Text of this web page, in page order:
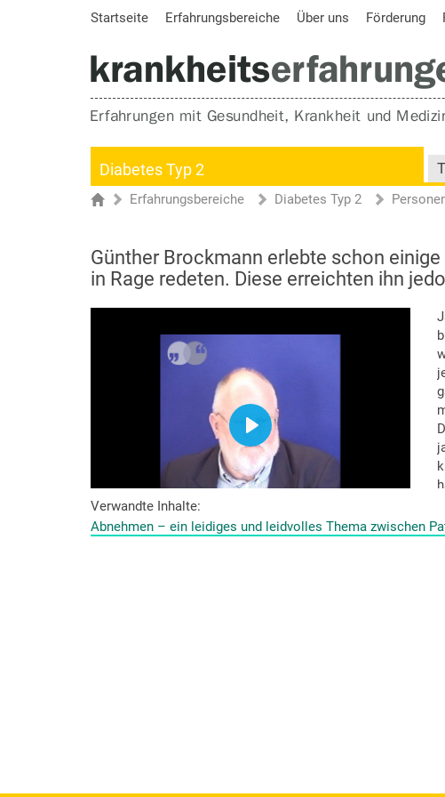
Startseite Erfahrungsbereiche Über uns Förderung
Diabetes Typ 2
Sie sind hier
StartseiteErfahrungsbereiche Diabetes Typ 2
Günther Brockmann erlebte schon
in Rage redeten. Diese erreichten ihn
Verwandte Inhalte
Abnehmen – ein leidiges und leidvolles Thema zwischen